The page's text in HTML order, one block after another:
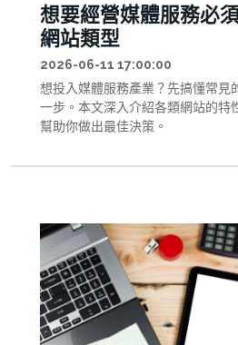
想要經營媒體服務必
網站類型
2026-06-11 17:00:00
想投入媒體服務產業？先搞懂常見
一步。本文深入介紹各類網站的特
幫助你做出最佳決策。